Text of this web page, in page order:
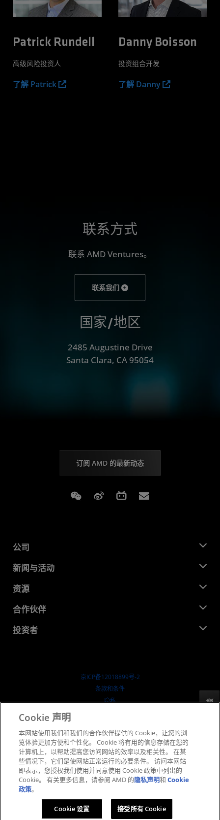
Patrick Rundell
高级风险投资人
了解 Patrick
Danny Boisson
投资组合开发
了解 Danny
联系方式
联系 AMD Ventures。
联系我们
国家/地区
2485 Augustine Drive
Santa Clara, CA 95054
订阅 AMD 的最新动态
Weixin Weibo Bilibili
公司
关于 AMD
企业责任
就业机会
联系我们
新闻与活动
新闻中心
媒体库
资源
开发中心
成功案例
合作伙伴
AMD 合作伙伴中心
投资者
京ICP备12018899号-2
​条款和条件
隐私
公开公平竞争
英国税收策略
Cookie 政策
Cookie 设置
反馈
Cookie 声明
本网站使用我们和我们的合作伙伴提供的 Cookie，让您的浏
览体验更加方便和个性化。 Cookie 将有用的信息存储在您的
计算机上，以帮助提高您访问网站的效率以及相关性。 在某
些情况下，它们是使网站正常运行的必要条件。 访问本网站
即表示，您授权我们使用并同意使用 Cookie 政策中列出的
Cookie。 有关更多信息，请参阅 AMD 的隐私声明和Cookie
政策。
Cookie 设置 接受所有 Cookie